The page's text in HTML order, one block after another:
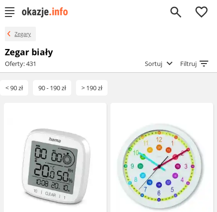
0
Zegary
Zegar biały
Oferty: 431 Sortuj Filtruj
< 90 zł 90 - 190 zł > 190 zł